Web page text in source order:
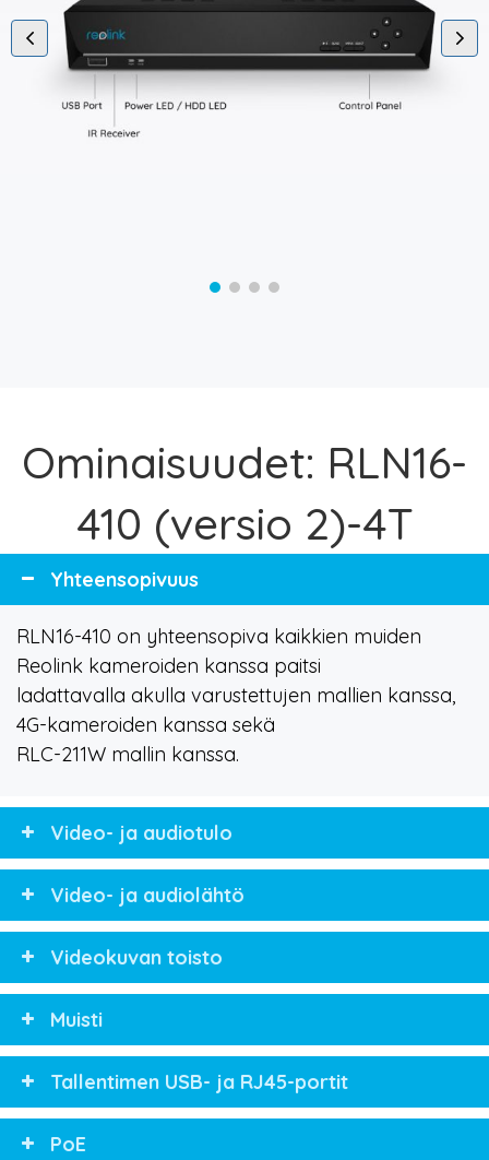
Ominaisuudet: RLN16-
410 (versio 2)-4T
Yhteensopivuus
RLN16-410 on yhteensopiva kaikkien muiden
Reolink kameroiden kanssa paitsi
ladattavalla akulla varustettujen mallien kanssa,
4G-kameroiden kanssa sekä
RLC-211W mallin kanssa.
Video- ja audiotulo
Video- ja audiolähtö
Videokuvan toisto
Muisti
Tallentimen USB- ja RJ45-portit
PoE